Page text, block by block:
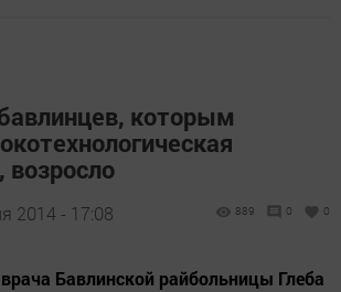
которым
2014 - 17:08 889 0 0
Бавлинской райбольницы Глеба